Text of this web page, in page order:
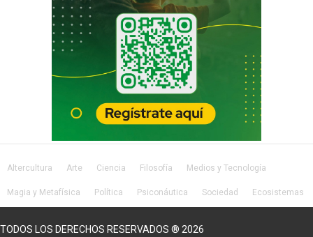
Altercultura Arte Ciencia Filosofía Medios y Tecnología
Magia y Metafísica Política Psiconáutica Sociedad Ecosistemas
TODOS LOS DERECHOS RESERVADOS ® 2026